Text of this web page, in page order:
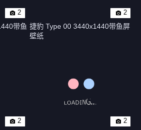
2
带鱼
2
捷豹 Type 00 3440x1440带鱼屏
壁纸
2 2